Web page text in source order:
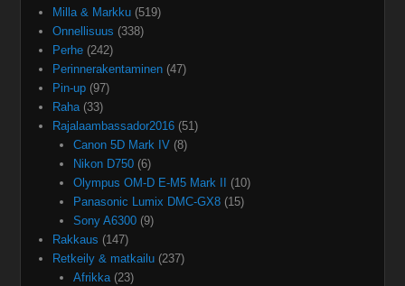
Milla & Markku (519)
Onnellisuus (338)
Perhe (242)
Perinnerakentaminen (47)
Pin-up (97)
Raha(33)
Rajalaambassador2016 (51)
Canon 5D Mark IV(8)
Nikon D750(6)
Olympus OM-D E-M5 Mark II
(10)
Panasonic Lumix DMC-GX8(15)
Sony A6300(9)
Rakkaus (147)
Retkeily & matkailu (237)
Afrikka(23)